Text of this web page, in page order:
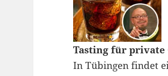
Tasting für private
In Tübingen findet